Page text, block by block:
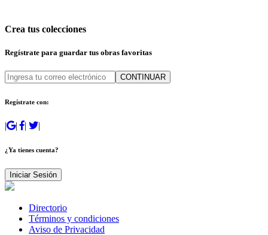
Crea tus colecciones
Regístrate para guardar tus obras favoritas
CONTINUAR
Regístrate con:
| | | |
¿Ya tienes cuenta?
Iniciar Sesión
Directorio
Términos y condiciones
Aviso de Privacidad